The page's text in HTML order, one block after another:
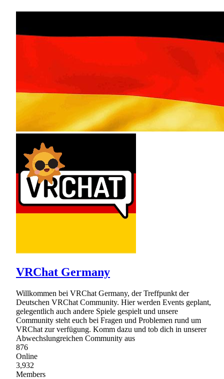
VRChat Germany
Willkommen bei VRChat Germany, der Treffpunkt der
Deutschen VRChat Community. Hier werden Events geplant,
gelegentlich auch andere Spiele gespielt und unsere
Community steht euch bei Fragen und Problemen rund um
VRChat zur verfügung. Komm dazu und tob dich in unserer
Abwechslungreichen Community aus
876
Online
3,932
Members